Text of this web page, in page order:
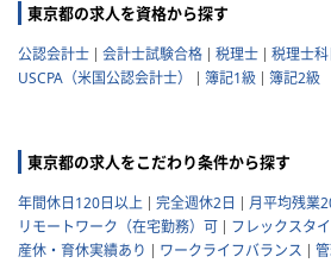
東京都の求人を資格から探す
公認会計士 会計士試験合格 税理士
税理士
USCPA（米国公認会計士）
簿記1級 簿記2級
東京都の求人をこだわり条件から探す
年間休日120日以上 完全週休2日
月平均残業
リモートワーク（在宅勤務）可
フレックスタ
産休・育休実績あり
ワークライフバランス